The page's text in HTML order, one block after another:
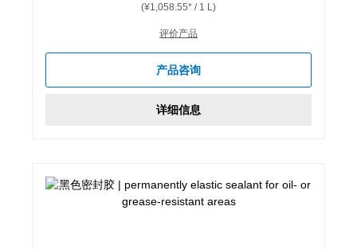
(¥1,058.55* / 1 L)
评价产品
产品咨询
详细信息